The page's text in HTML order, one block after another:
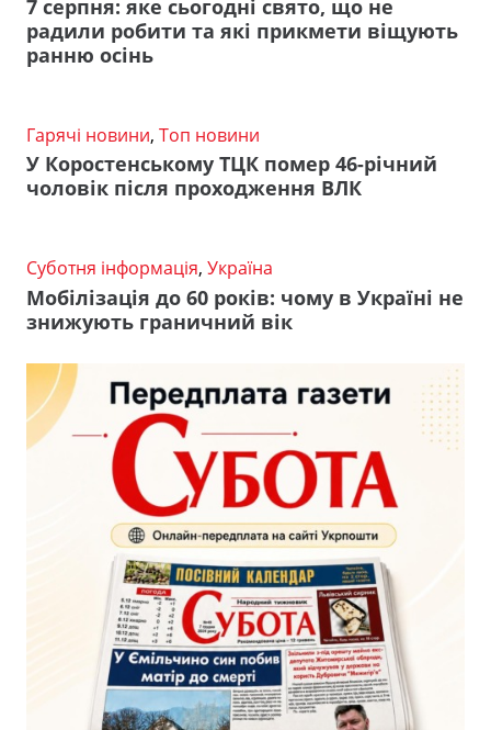
7 серпня: яке сьогодні свято, що не
радили робити та які прикмети віщують
ранню осінь
Гарячі новини, Топ новини
У Коростенському ТЦК помер 46-річний
чоловік після проходження ВЛК
Суботня інформація, Україна
Мобілізація до 60 років: чому в Україні не
знижують граничний вік